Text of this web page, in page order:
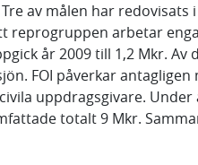
av målen har
reprogruppen arbetar
år 2009 till 1,2 Mkr.
FOI påverkar
uppdragsgivare.
totalt 9 Mkr.